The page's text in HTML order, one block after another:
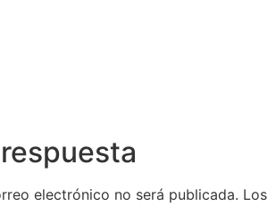
electrónico no será publicada. Los